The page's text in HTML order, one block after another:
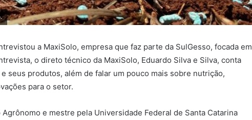
a MaxiSolo, empresa que faz parte da SulGesso, focada em
o direto técnico da MaxiSolo, Eduardo Silva e Silva, conta
seus produtos, além de falar um pouco mais sobre nutrição,
para o setor.
e mestre pela Universidade Federal de Santa Catarina